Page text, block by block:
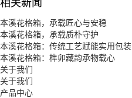
本溪花格箱，承载匠心与安稳
本溪花格箱，承载质朴守护
本溪花格箱：传统工艺赋能实用包装
本溪花格箱：榫卯藏韵承物载心
关于我们
关于我们
产品中心